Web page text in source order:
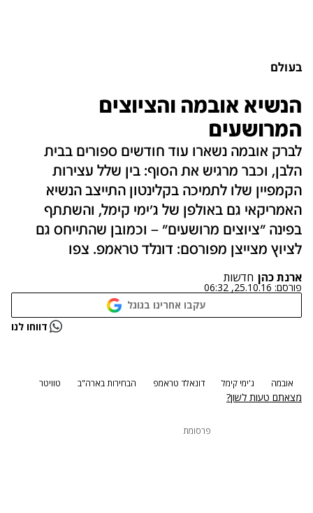
בעולם
הנשיא אובמה והציוצים
המרושעים
לברק אובמה נשארו עוד חודשים ספורים בבית
הלבן, וכבר מרגיש את הסוף: בין שלל עצירות
הקמפיין שלו לתמיכה בקלינטון התייצב הנשיא
האמריקאי גם באולפן של ג'ימי קימל, והשתתף
בפינה "ציוצים מרושעים" – וכמובן שהתייחס גם
לציוץ מצייצן מפורסם: דונלד טראמפ. צפו
ארנת כהן חדשות
פורסם: 25.10.16, 06:32
עקבו אחרינו בגוגל
נתקלנו בבעיה דווחו לנו
אובמה ג'ימי קימל דונאלד טראמפ הבחירות בארה"ב טוויטר
מצאתם טעות לשון?
פרסומת